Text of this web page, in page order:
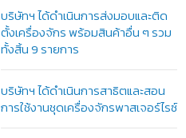
บริษัทฯ ได้ดำเนินการส่งมอบและติด
ตั้งเครื่องจักร พร้อมสินค้าอื่น ๆ รวม
ทั้งสิ้น 9 รายการ
บริษัทฯ ได้ดำเนินการสาธิตและสอน
การใช้งานชุดเครื่องจักรพาสเจอร์ไรซ์